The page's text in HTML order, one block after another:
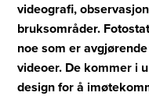
videografi,
bruksområder.
noe som er
videoer. De kommer i
design for å